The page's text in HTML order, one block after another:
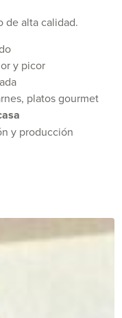
de alta calidad.
y picor
platos gourmet
y producción